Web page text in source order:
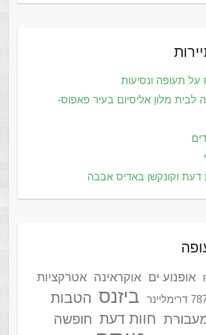
תעופה ונסיעות
לבית מלון אליסיום בעיר פאפוס-
דעת וקונקשן באדיס אבבה
אופנוע ים אוקראינה אטרקציות
ביזנס הטבות
חוות דעת חופשה